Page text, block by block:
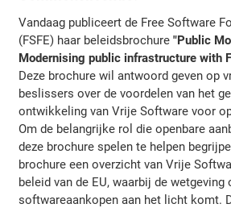
Vandaag publiceert de Free Software
(FSFE) haar beleidsbrochure"Public
Modernising public infrastructure with
Deze brochure wil antwoord geven op
beslissers over de voordelen van het
ontwikkeling van Vrije Software voor
Om de belangrijke rol die openbare
deze brochure spelen te helpen
brochure een overzicht van Vrije
beleid van de EU, waarbij de wetgeving
softwareaankopen aan het licht komt.